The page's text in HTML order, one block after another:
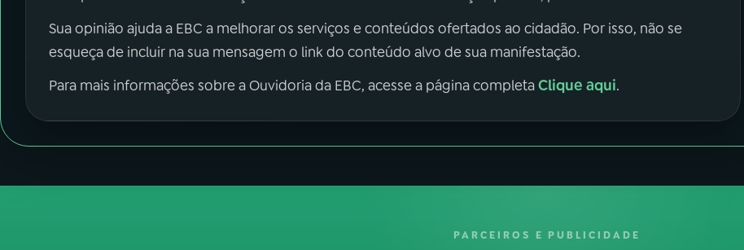
Sua opinião ajuda a EBC a melhorar os serviços e conteúdos ofertados ao cidadão. Por isso, não se
esqueça de incluir na sua mensagem o link do conteúdo alvo de sua manifestação.
Para mais informações sobre a Ouvidoria da EBC, acesse a página completaClique aqui.
PARCEIROS E PUBLICIDADE